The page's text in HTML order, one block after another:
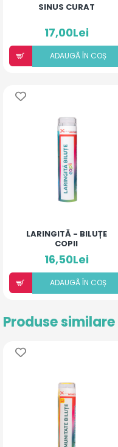
SINUS CURAT
17,00Lei
ADAUGÃ ÎN COȘ
LARINGITĂ - BILUȚE
COPII
16,50Lei
ADAUGÃ ÎN COȘ
Produse similare